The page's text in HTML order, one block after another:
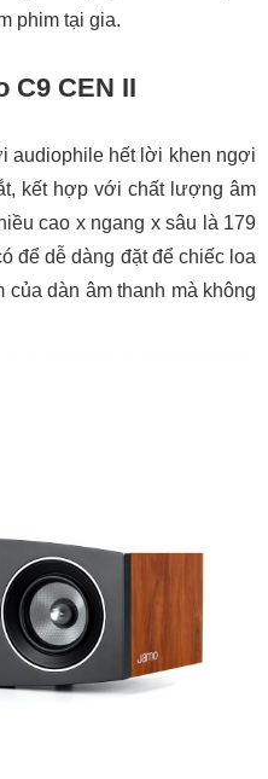
phim tại gia.
C9 CEN II
audiophile hết lời khen ngợi
kết hợp với chất lượng âm
cao x ngang x sâu là 179
để dễ dàng đặt để chiếc loa
của dàn âm thanh mà không